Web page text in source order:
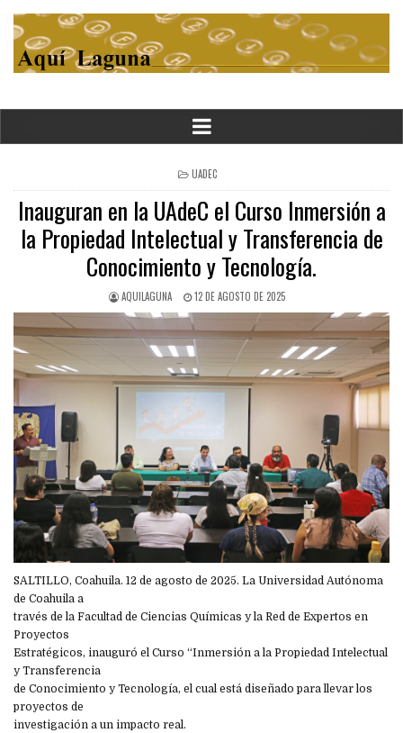
POSTED
IN
UADEC
Inauguran en la UAdeC el Curso Inmersión a
la Propiedad Intelectual y Transferencia de
Conocimiento y Tecnología.
AQUILAGUNA 12 DE AGOSTO DE 2025
SALTILLO, Coahuila. 12 de agosto de 2025. La Universidad Autónoma
de Coahuila a
través de la Facultad de Ciencias Químicas y la Red de Expertos en
Proyectos
Estratégicos, inauguró el Curso “Inmersión a la Propiedad Intelectual
y Transferencia
de Conocimiento y Tecnología, el cual está diseñado para llevar los
proyectos de
investigación a un impacto real.